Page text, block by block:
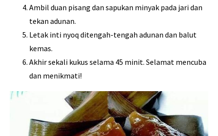
Ambil duan pisang dan sapukan minyak pada jari dan
tekan adunan.
Letak inti nyoq ditengah-tengah adunan dan balut
kemas.
Akhir sekali kukus selama 45 minit. Selamat mencuba
dan menikmati!